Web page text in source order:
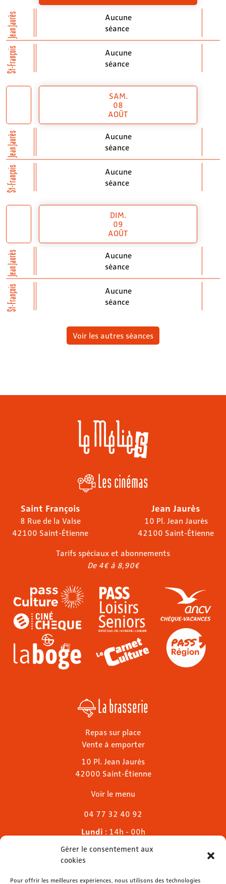
Gérer le consentement aux
cookies
Pour offrir les meilleures expériences, nous utilisons des technologies
Jean Jaurès
St-François
Aucune
séance
Aucune
séance
Jean Jaurès
St-François
SAM.
08
AOÛT
Aucune
séance
Aucune
séance
Jean Jaurès
St-François
DIM.
09
AOÛT
Aucune
séance
Aucune
séance
Voir les autres séances
Les cinémas
Saint François
8 Rue de la Valse
42100 Saint-Étienne
Jean Jaurès
10 Pl. Jean Jaurès
42100 Saint-Étienne
Tarifs spéciaux et abonnements
De 4€ à 8,90€
La brasserie
Repas sur place
Vente à emporter
10 Pl. Jean Jaurès
42000 Saint-Étienne
Voir le menu
04 77 32 40 92
Lundi : 14h - 00h
Mardi & mercredi
Jeudi
Dimanche: 11h - 00h